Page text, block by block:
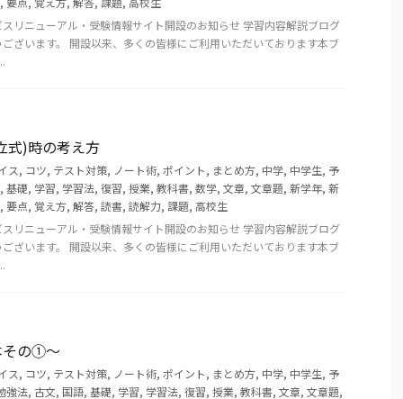
リニューアル・受験情報サイト開設のお知らせ 学習内容解説ブログ
ざいます。 開設以来、多くの皆様にご利用いただいております本ブ
式)時の考え方
ス, コツ, テスト対策, ノート術, ポイント, まとめ方, 中学, 中学生, 予
, 基礎, 学習, 学習法, 復習, 授業, 教科書, 数学, 文章, 文章題, 新学年, 新
, 要点, 覚え方, 解答, 読書, 読解力, 課題, 高校生
リニューアル・受験情報サイト開設のお知らせ 学習内容解説ブログ
ざいます。 開設以来、多くの皆様にご利用いただいております本ブ
その①～
ス, コツ, テスト対策, ノート術, ポイント, まとめ方, 中学, 中学生, 予
強法, 古文, 国語, 基礎, 学習, 学習法, 復習, 授業, 教科書, 文章, 文章題,